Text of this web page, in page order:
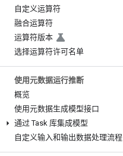
自定义运算符
融合运算符
运算符版本
选择运算符许可名单
使用元数据运行推断
概览
使用元数据生成模型接口
通过 Task 库集成模型
自定义输入和输出数据处理流程